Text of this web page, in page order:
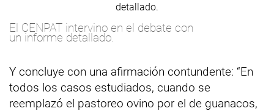
El CENPAT intervino en el debate con
un informe detallado.
Y concluye con una afirmación contundente: “En
todos los casos estudiados, cuando se
reemplazó el pastoreo ovino por el de guanacos,